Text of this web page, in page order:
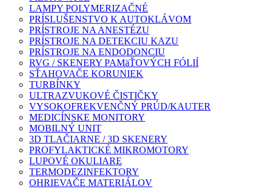
LAMPY POLYMERIZAČNÉ
PRÍSLUŠENSTVO K AUTOKLÁVOM
PRÍSTROJE NA ANESTÉZU
PRÍSTROJE NA DETEKCIU KAZU
PRÍSTROJE NA ENDODONCIU
RVG / SKENERY PAMäŤOVÝCH FÓLIÍ
SŤAHOVAČE KORUNIEK
TURBÍNKY
ULTRAZVUKOVÉ ČISTIČKY
VYSOKOFREKVENČNÝ PRÚD/KAUTER
MEDICÍNSKE MONITORY
MOBILNÝ UNIT
3D TLAČIARNE / 3D SKENERY
PROFYLAKTICKÉ MIKROMOTORY
LUPOVÉ OKULIARE
TERMODEZINFEKTORY
OHRIEVAČE MATERIÁLOV